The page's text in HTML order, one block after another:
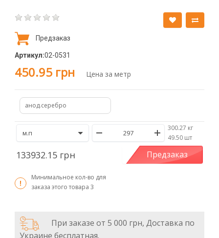
Предзаказ
Артикул:02-0531
450.95 грн Цена за метр
анод.серебро
300.27 кг
/49.50 шт
133932.15 грн Предзаказ
Минимальное кол-во для
заказа этого товара 3
При заказе от 5 000 грн, Доставка по
Украине бесплатная.